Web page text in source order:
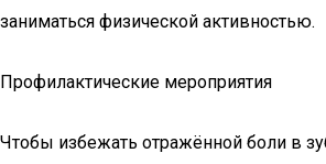
заниматься физической активностью.
Профилактические мероприятия
Чтобы избежать отражённой боли в